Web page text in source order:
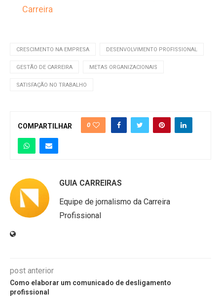
Carreira
CRESCIMENTO NA EMPRESA DESENVOLVIMENTO PROFISSIONAL
GESTÃO DE CARREIRA METAS ORGANIZACIONAIS
SATISFAÇÃO NO TRABALHO
COMPARTILHAR 0
GUIA CARREIRAS
Equipe de jornalismo da Carreira
Profissional
post anterior
Como elaborar um comunicado de desligamento
profissional